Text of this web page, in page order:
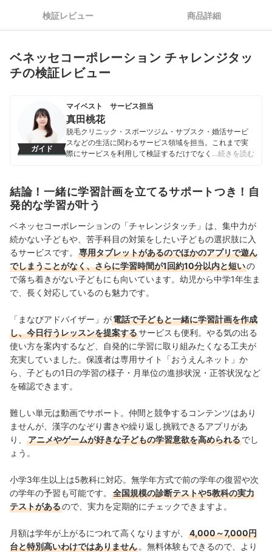
検証レビュー 商品詳細
ベネッセコーポレーション チャレンジタッ
チの検証レビュー
ガイド
マイベスト サービス担当
真田桃花
脱毛クリニック・スポーツジム・サブスク・婚活サービ
スなどの生活に関わるサービス領域を担当。これまで実
際にサービスを利用して検証するだけでなく、医師や婚
からこそ、徹底検証を通じて全ユーザーが選びやすい情
報を届ける」ことをモットーに活動している。
真田桃花のプロフィール
…続きを読む
結論！一緒に学習計画を立てるサポートつき！自
発的な学習が叶う
ベネッセコーポレーションの「チャレンジタッチ」は、集中力が
続かない子どもや、苦手科目の対策をしたい子どもの選択肢に入
るサービスです。
専用タブレットがあるのでほかのアプリで遊ん
でしまうことがなく、さらに学習時間が1回約10分以内と短いの
で落ち着きがない子どもにも向いています。幼児から中学1年生ま
で、長く対応しているのも魅力です。
「まなびアドバイザー」が電話で子どもと一緒に学習計画を作成
し、今日行うレッスンを提案するサービスも便利。やる気の出る
使い方を案内するなど、自発的に学習に取り組みたくなる工夫が
充実していました。保護者は専用サイト「おうえんネット」か
ら、子どもの1日の学習の様子・月単位の進捗状況・正答状況など
を確認できます。
難しい単元は動画でサポート。仲間と競争するコンテンツはあり
ませんが、漢字のなぞり書きや繰り返し挑戦できるアプリがあ
り、
アニメやゲームが好きな子どもの学習意欲を高められるでし
ょう。
小学3年生以上は5教科に対応。無学年方式で前の学年の復習や次
の学年の予習も可能です。
全国規模の診断テストや5教科の実力
テストがあるので、実力を定期的にチェックできますよ。
月額は学年が上がるにつれて高くなりますが、
4,000～7,000円
台と特別高いわけではありません 。無料体験もできるので、より